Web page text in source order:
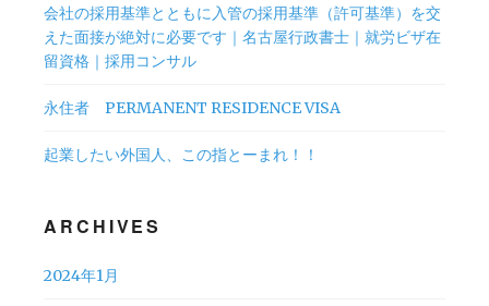
会社の採用基準とともに入管の採用基準（許可基準）を交
えた面接が絶対に必要です｜名古屋行政書士｜就労ビザ在
留資格｜採用コンサル
永住者 PERMANENT RESIDENCE VISA
起業したい外国人、この指とーまれ！！
ARCHIVES
2024年1月